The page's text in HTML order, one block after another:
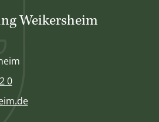
Weikersheim
0